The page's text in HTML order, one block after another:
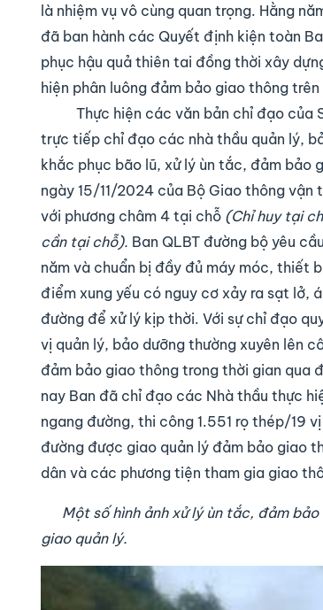
là nhiệm vụ vô cùng quan trọng. Hằng
đã ban hành các Quyết định kiện toàn
phục hậu quả thiên tai đồng thời xây
hiện phân luông đảm bảo giao thông
Thực hiện các văn bản chỉ đạo của
trực tiếp chỉ đạo các nhà thầu quản lý,
khắc phục bão lũ, xử lý ùn tắc, đảm
ngày 15/11/2024 của Bộ Giao thông vận
với phương châm 4 tại chỗ (Chỉ huy tại
cần tại chỗ). Ban QLBT đường bộ yêu
năm và chuẩn bị đầy đủ máy móc, thiết
điểm xung yếu có nguy cơ xảy ra sạt lở,
đường để xử lý kịp thời. Với sự chỉ đạo
vị quản lý, bảo dưỡng thường xuyên lên
đảm bảo giao thông trong thời gian qua
nay Ban đã chỉ đạo các Nhà thầu thực
ngang đường, thi công 1.551 rọ thép/19
đường được giao quản lý đảm bảo giao
dân và các phương tiện tham gia giao
Một số hình ảnhxử lý ùn tắc, đảm bảo
giao quản lý.